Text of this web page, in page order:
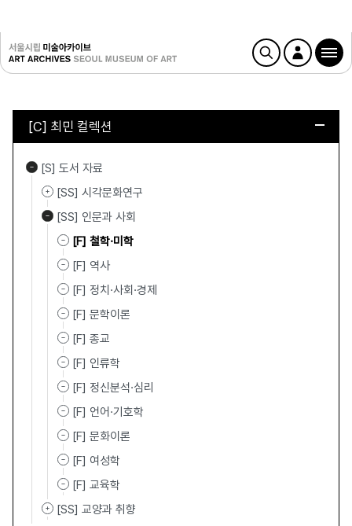
[C] 최민 컬렉션
[S] 도서 자료
[SS] 시각문화연구
[SS] 인문과 사회
[F] 철학·미학
[F] 역사
[F] 정치·사회·경제
[F] 문학이론
[F] 종교
[F] 인류학
[F] 정신분석·심리
[F] 언어·기호학
[F] 문화이론
[F] 여성학
[F] 교육학
[SS] 교양과 취향